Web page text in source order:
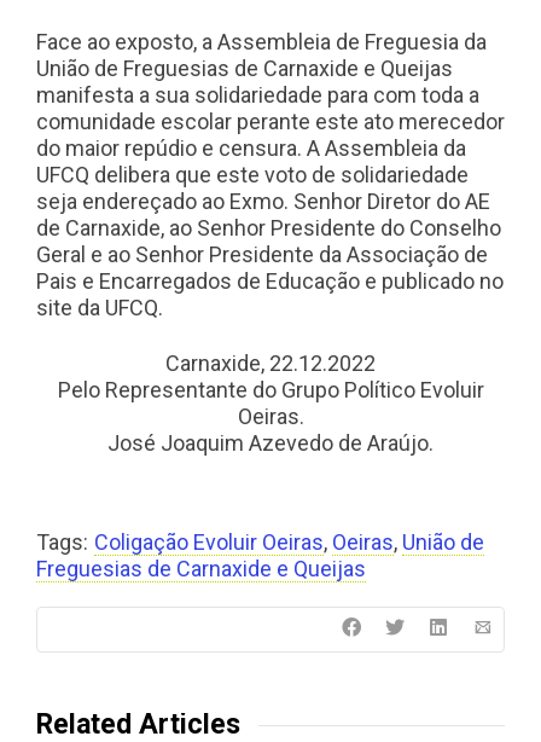
Face ao exposto, a Assembleia de Freguesia da
União de Freguesias de Carnaxide e Queijas
manifesta a sua solidariedade para com toda a
comunidade escolar perante este ato merecedor
do maior repúdio e censura. A Assembleia da
UFCQ delibera que este voto de solidariedade
seja endereçado ao Exmo. Senhor Diretor do AE
de Carnaxide, ao Senhor Presidente do Conselho
Geral e ao Senhor Presidente da Associação de
Pais e Encarregados de Educação e publicado no
site da UFCQ.
Carnaxide, 22.12.2022
Pelo Representante do Grupo Político Evoluir
Oeiras.
José Joaquim Azevedo de Araújo.
Tags: Coligação Evoluir Oeiras, Oeiras, União de
Freguesias de Carnaxide e Queijas
Related Articles